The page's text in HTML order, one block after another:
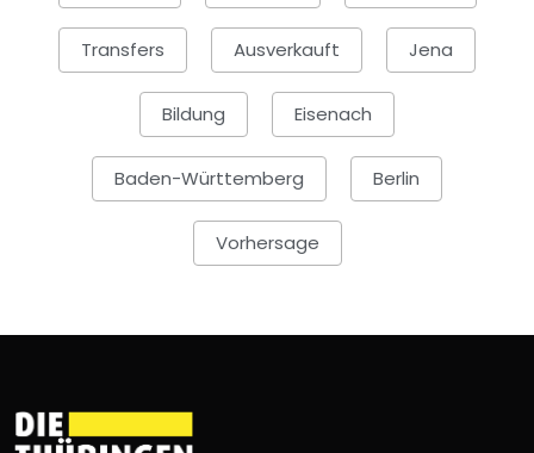
Transfers Ausverkauft Jena
Bildung Eisenach
Baden-Württemberg Berlin
Vorhersage